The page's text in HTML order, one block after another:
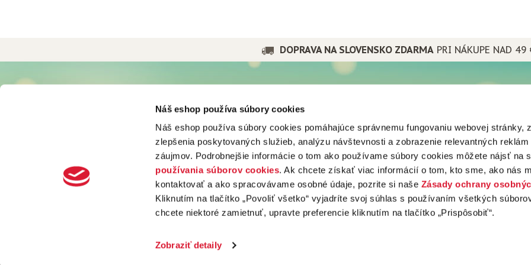
Náš eshop používa súbory cookies
Náš eshop používa súbory cookies pomáhajúce správnemu fungovaniu webovej stránky,
zlepšenia poskytovaných služieb, analýzu návštevnosti a zobrazenie relevantných
záujmov. Podrobnejšie informácie o tom ako používame súbory cookies môžete nájsť na
používania súborov cookies. Ak chcete získať viac informácií o tom, kto sme, ako nás
kontaktovať a ako spracovávame osobné údaje, pozrite si naše Zásady ochrany
Kliknutím na tlačítko „Povoliť všetko“ vyjadríte svoj súhlas s používaním všetkých
chcete niektoré zamietnuť, upravte preferencie kliknutím na tlačítko „Prispôsobiť“.
Zobraziť detaily
DOPRAVA NA SLOVENSKO ZDARMAPRI NÁKUPE NAD 49
Možnosti a ceny doručenia
Ochrana osobných údajov
Používanie súborov cookies
Vyhlásenie o prístupnosti
História spoločnosti
Firma dnes
Podniková predajňa
Svet kávy
Svet čaju
Blog
Kontakty
Mistral tea
Popradská káva
Popradské
Mistral tea
Popradská káva